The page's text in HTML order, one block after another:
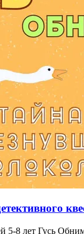
5-8 лет Гусь